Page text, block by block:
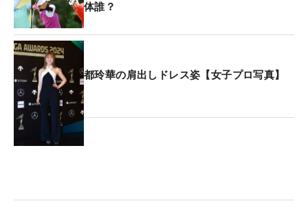
体誰？
都玲華の肩出しドレス姿【女子プロ写真】